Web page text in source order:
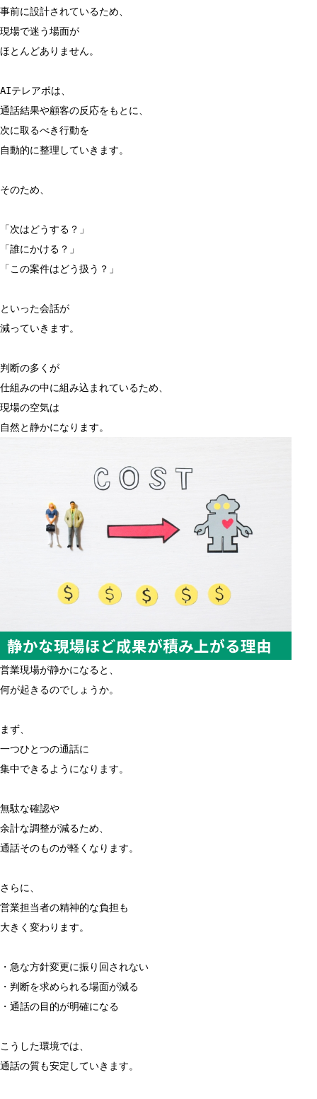
事前に設計されているため、
現場で迷う場面が
ほとんどありません。
AIテレアポは、
通話結果や顧客の反応をもとに、
次に取るべき行動を
自動的に整理していきます。
そのため、
「次はどうする？」
「誰にかける？」
「この案件はどう扱う？」
といった会話が
減っていきます。
判断の多くが
仕組みの中に組み込まれているため、
現場の空気は
自然と静かになります。
静かな現場ほど成果が積み上がる理由
営業現場が静かになると、
何が起きるのでしょうか。
まず、
一つひとつの通話に
集中できるようになります。
無駄な確認や
余計な調整が減るため、
通話そのものが軽くなります。
さらに、
営業担当者の精神的な負担も
大きく変わります。
・急な方針変更に振り回されない
・判断を求められる場面が減る
・通話の目的が明確になる
こうした環境では、
通話の質も安定していきます。